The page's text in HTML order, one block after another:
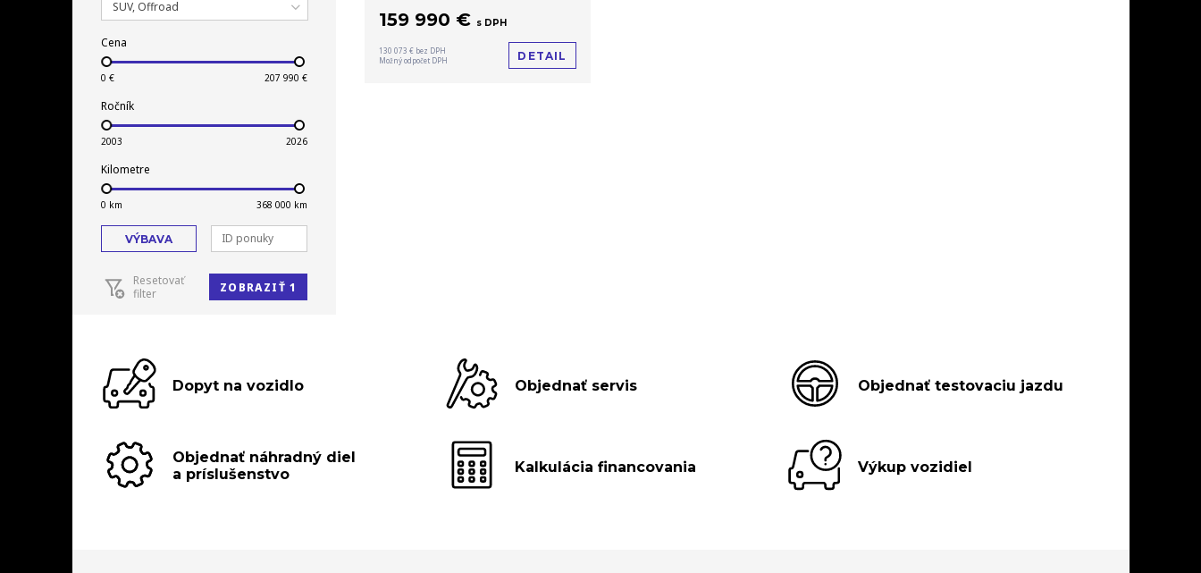
SUV, Offroad
Cena
Ročník
Kilometre
VÝBAVA
Resetovať
filter
ZOBRAZIŤ 1
159 990 € s DPH
130 073 € bez DPH
Možný odpočet DPH
DETAIL
Dopyt na vozidlo Objednať servis Objednať testovaciu jazdu
Objednať náhradný diel
a príslušenstvo
Kalkulácia financovania Výkup vozidiel